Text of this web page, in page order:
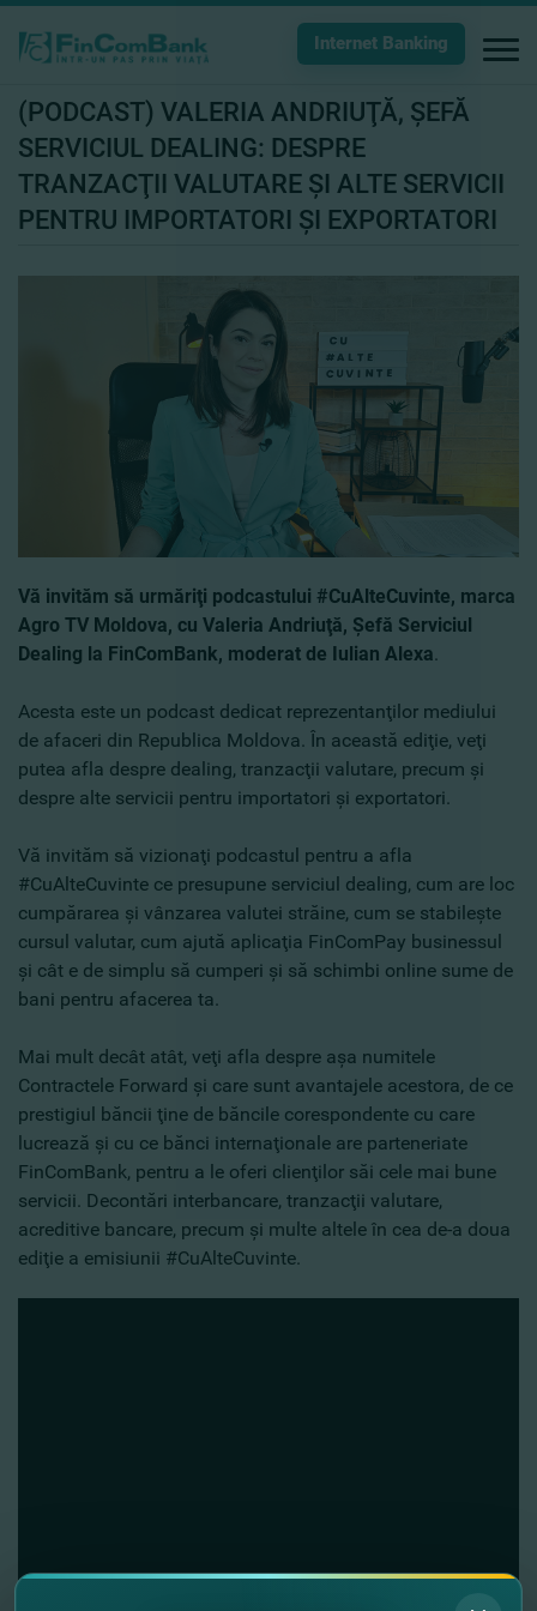
Internet Banking
(PODCAST) VALERIA ANDRIUŢĂ, ŞEFĂ
SERVICIUL DEALING: DESPRE
TRANZACŢII VALUTARE ŞI ALTE SERVICII
PENTRU IMPORTATORI ŞI EXPORTATORI
Vă invităm să urmăriţi podcastului #CuAlteCuvinte, marca
Agro TV Moldova, cu Valeria Andriuţă, Şefă Serviciul
Dealing la FinComBank, moderat de Iulian Alexa.
Acesta este un podcast dedicat reprezentanţilor mediului
de afaceri din Republica Moldova. În această ediţie, veţi
putea afla despre dealing, tranzacţii valutare, precum şi
despre alte servicii pentru importatori şi exportatori.
Vă invităm să vizionaţi podcastul pentru a afla
#CuAlteCuvinte ce presupune serviciul dealing, cum are loc
cumpărarea şi vânzarea valutei străine, cum se stabileşte
cursul valutar, cum ajută aplicaţia FinComPay businessul
şi cât e de simplu să cumperi şi să schimbi online sume de
bani pentru afacerea ta.
Mai mult decât atât, veţi afla despre aşa numitele
Contractele Forward şi care sunt avantajele acestora, de ce
prestigiul băncii ţine de băncile corespondente cu care
lucrează şi cu ce bănci internaţionale are parteneriate
FinComBank, pentru a le oferi clienţilor săi cele mai bune
servicii. Decontări interbancare, tranzacţii valutare,
acreditive bancare, precum şi multe altele în cea de-a doua
ediţie a emisiunii #CuAlteCuvinte.